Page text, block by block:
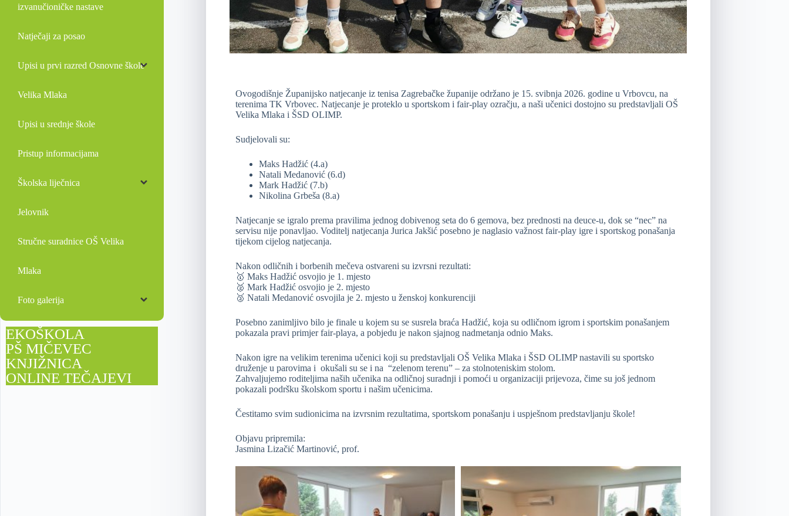
Ovogodišnje Županijsko natjecanje iz tenisa Zagrebačke županije održano je 15. svibnja 2026. godine u Vrbovcu, na
terenima TK Vrbovec. Natjecanje je proteklo u sportskom i fair-play ozračju, a naši učenici dostojno su predstavljali OŠ
Velika Mlaka i ŠSD OLIMP.
Sudjelovali su:
Maks Hadžić (4.a)
Natali Medanović (6.d)
Mark Hadžić (7.b)
Nikolina Grbeša (8.a)
Natjecanje se igralo prema pravilima jednog dobivenog seta do 6 gemova, bez prednosti na deuce-u, dok se “nec” na
servisu nije ponavljao. Voditelj natjecanja Jurica Jakšić posebno je naglasio važnost fair-play igre i sportskog ponašanja
tijekom cijelog natjecanja.
Nakon odličnih i borbenih mečeva ostvareni su izvrsni rezultati:
🥇 Maks Hadžić osvojio je 1. mjesto
🥈 Mark Hadžić osvojio je 2. mjesto
🥈 Natali Medanović osvojila je 2. mjesto u ženskoj konkurenciji
Posebno zanimljivo bilo je finale u kojem su se susrela braća Hadžić, koja su odličnom igrom i sportskim ponašanjem
pokazala pravi primjer fair-playa, a pobjedu je nakon sjajnog nadmetanja odnio Maks.
Nakon igre na velikim terenima učenici koji su predstavljali OŠ Velika Mlaka i ŠSD OLIMP nastavili su sportsko
druženje u parovima i okušali su se i na “zelenom terenu” – za stolnoteniskim stolom.
Zahvaljujemo roditeljima naših učenika na odličnoj suradnji i pomoći u organizaciji prijevoza, čime su još jednom
pokazali podršku školskom sportu i našim učenicima.
Čestitamo svim sudionicima na izvrsnim rezultatima, sportskom ponašanju i uspješnom predstavljanju škole!
Objavu pripremila:
Jasmina Lizačić Martinović, prof.
izvanučioničke nastave
Natječaji za posao
Upisi u prvi razred Osnovne škole
Velika Mlaka
Upisi u srednje škole
Pristup informacijama
Školska liječnica
Jelovnik
Stručne suradnice OŠ Velika
Mlaka
Foto galerija
EKOŠKOLA
PŠ MIČEVEC
KNJIŽNICA
ONLINE TEČAJEVI